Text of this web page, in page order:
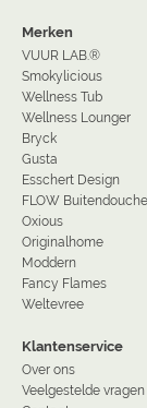
Merken
VUUR LAB.®
Smokylicious
Wellness Tub
Wellness Lounger
Bryck
Gusta
Esschert Design
FLOW Buitendouche
Oxious
Originalhome
Moddern
Fancy Flames
Weltevree
Klantenservice
Over ons
Veelgestelde vragen